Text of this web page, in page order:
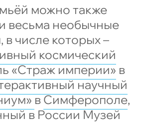
можно также
весьма необычные
в числе которых –
космический
«Страж империи» в
научный
вСимферополе,
в РоссииМузей